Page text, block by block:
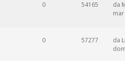
0 54165 da
0 57277 da